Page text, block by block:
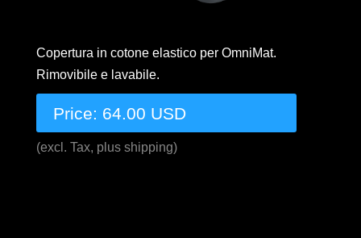
Copertura in cotone elastico per OmniMat.
Rimovibile e lavabile.
Price: 64.00 USD
(excl. Tax, plus shipping)